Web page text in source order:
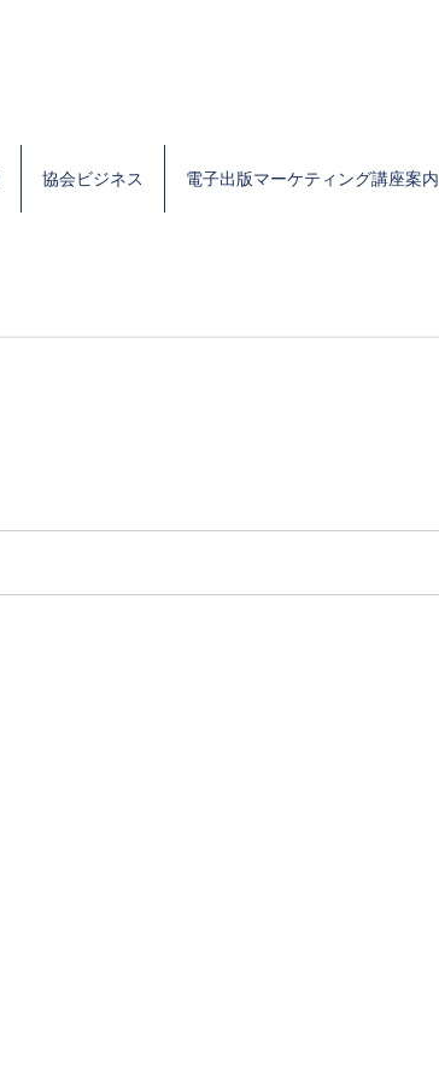
協会ビジネス 電子出版マーケティング講座案内